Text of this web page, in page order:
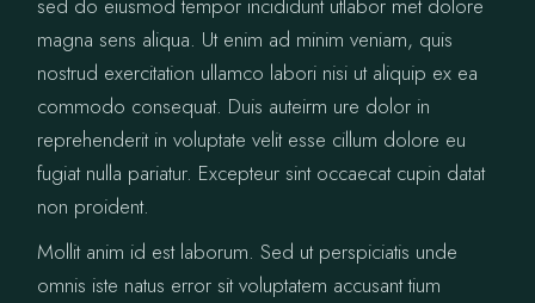
sed do eiusmod tempor incididunt utlabor met dolore
magna sens aliqua. Ut enim ad minim veniam, quis
nostrud exercitation ullamco labori nisi ut aliquip ex ea
commodo consequat. Duis auteirm ure dolor in
reprehenderit in voluptate velit esse cillum dolore eu
fugiat nulla pariatur. Excepteur sint occaecat cupin datat
non proident.
Mollit anim id est laborum. Sed ut perspiciatis unde
omnis iste natus error sit voluptatem accusant tium